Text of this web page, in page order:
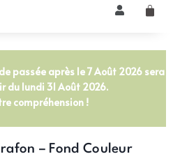
passée après le 7 Août 2026 sera
du lundi 31 Août 2026.
compréhension !
– Fond Couleur